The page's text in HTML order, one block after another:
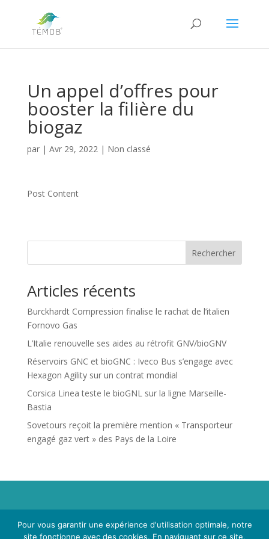
Un appel d’offres pour
booster la filière du
biogaz
par | Avr 29, 2022| Non classé
Post Content
Rechercher
Articles récents
Burckhardt Compression finalise le rachat de l’italien
Fornovo Gas
L’Italie renouvelle ses aides au rétrofit GNV/bioGNV
Réservoirs GNC et bioGNC : Iveco Bus s’engage avec
Hexagon Agility sur un contrat mondial
Corsica Linea teste le bioGNL sur la ligne Marseille-
Bastia
Sovetours reçoit la première mention « Transporteur
engagé gaz vert » des Pays de la Loire
Propriété de Territoire d'Energie Lot-et-Garonne. Voir
Mentions LégalesetPolitique de Confidentialité.
Pour vous garantir une expérience d'utilisation optimale, notre
site fonctionne avec des cookies. En naviguant sur ce site,